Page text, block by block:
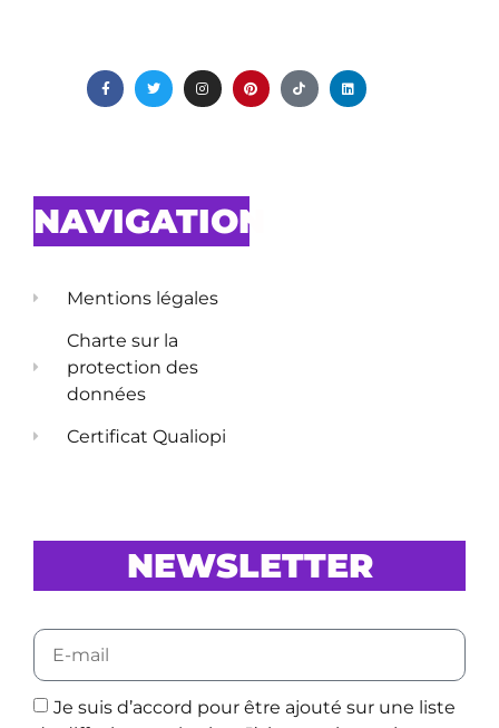
NAVIGATION
Mentions légales
Charte sur la
protection des
données
Certificat Qualiopi
NEWSLETTER
Je suis d’accord pour être ajouté sur une liste